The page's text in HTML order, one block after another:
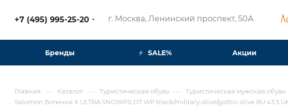
+7 (495) 995-25-20​ г. Москва, Ленинский проспект, 50А​
Бренды SALE% Акции
Главная — Каталог — Туристическая обувь — Туристическая мужская обувь
Salomon Ботинки X ULTRA SNOWPILOT WP black/military olive/gothic olive RU 43.5